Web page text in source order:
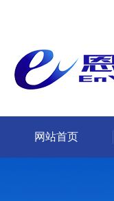
网站首页